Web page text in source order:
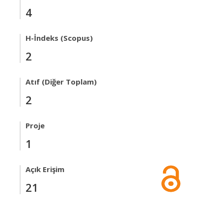
4
H-İndeks (Scopus)
2
Atıf (Diğer Toplam)
2
Proje
1
Açık Erişim
21